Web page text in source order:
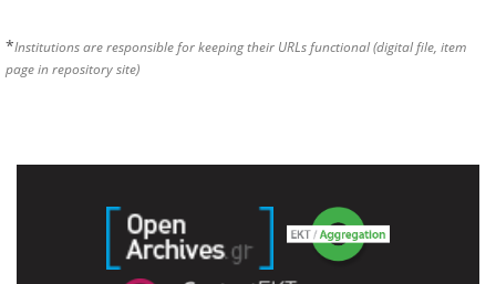
*Institutions are responsible for keeping their URLs functional (digital file, item
page in repository site)